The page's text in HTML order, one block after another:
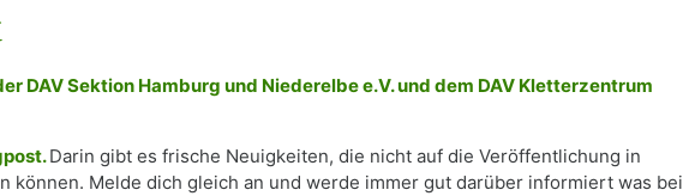
DAV Sektion Hamburg und Niederelbe e.V. und dem DAV Kletterzentrum
Darin gibt es frische Neuigkeiten, die nicht auf die Veröffentlichung in
können. Melde dich gleich an und werde immer gut darüber informiert was bei